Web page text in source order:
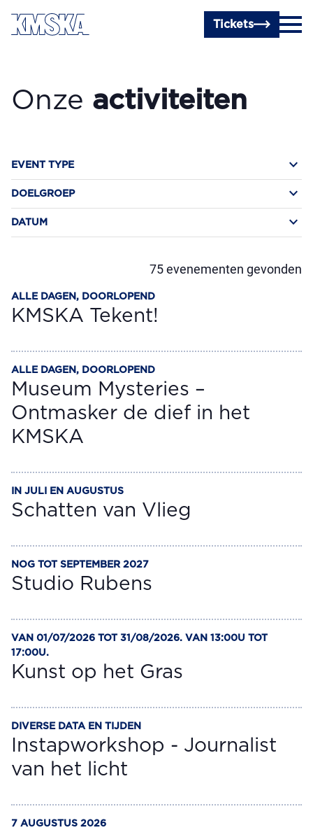
Ga naar hoofdinhoud
Tickets
Onze activiteiten
EVENT TYPE keyboard_arrow_down
DOELGROEP keyboard_arrow_down
DATUM keyboard_arrow_down
75evenementen gevonden
ALLE DAGEN, DOORLOPEND
KMSKA Tekent!
ALLE DAGEN, DOORLOPEND
Museum Mysteries –
Ontmasker de dief in het
KMSKA
IN JULI EN AUGUSTUS
Schatten van Vlieg
NOG TOT SEPTEMBER 2027
Studio Rubens
CREATIEF
VAN 01/07/2026 TOT 31/08/2026. VAN 13:00U TOT
17:00U.
Kunst op het Gras
DIVERSE DATA EN TIJDEN
Instapworkshop - Journalist
van het licht
7 AUGUSTUS 2026